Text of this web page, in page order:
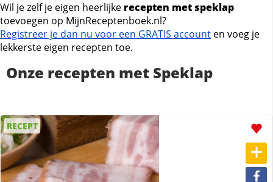
Wil je zelf je eigen heerlijke recepten met speklap
toevoegen op MijnReceptenboek.nl?
Registreer je dan nu voor een GRATIS account en voeg je
lekkerste eigen recepten toe.
Onze recepten met Speklap
RECEPT